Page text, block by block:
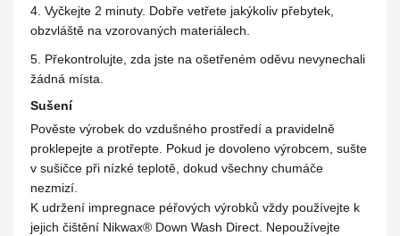
4. Vyčkejte 2 minuty. Dobře vetřete jakýkoliv přebytek,
obzvláště na vzorovaných materiálech.
5. Překontrolujte, zda jste na ošetřeném oděvu nevynechali
žádná místa.
Sušení
Pověste výrobek do vzdušného prostředí a pravidelně
proklepejte a protřepte. Pokud je dovoleno výrobcem, sušte
v sušičce při nízké teplotě, dokud všechny chumáče
nezmizí.
K udržení impregnace péřových výrobků vždy používejte k
jejich čištění Nikwax® Down Wash Direct. Nepoužívejte